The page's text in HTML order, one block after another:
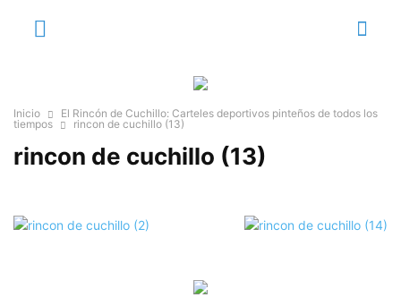
Inicio
El Rincón de Cuchillo: Carteles deportivos pinteños de todos los
tiempos
rincon de cuchillo (13)
rincon de cuchillo (13)